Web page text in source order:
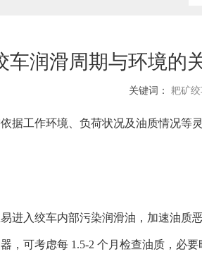
车润滑周期与环境的
关键词： 耙矿
据工作环境、负荷状况及油质情况等
进入绞车内部污染润滑油，加速油质
，可考虑每 1.5-2 个月检查油质，必